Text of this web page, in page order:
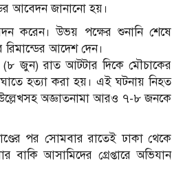
আবেদন জানানো হয়।
করেন। উভয় পক্ষের শুনানি শেষে
আদেশ দেন।
(৮ জুন) রাত আটটার দিকে মৌচাকের
হত্যা করা হয়। এই ঘটনায় নিহত
উল্লেখসহ অজ্ঞাতনামা আরও ৭-৮ জনকে
পর সোমবার রাতেই ঢাকা থেকে
আসামিদের গ্রেপ্তারে অভিযান